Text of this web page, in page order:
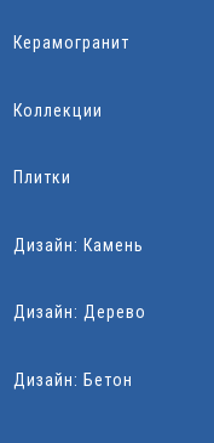
Керамогранит
Коллекции
Плитки
Дизайн: Камень
Дизайн: Дерево
Дизайн: Бетон